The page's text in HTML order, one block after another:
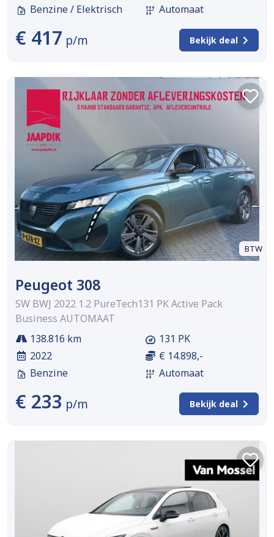
Benzine / Elektrisch
Automaat
€ 417 p/m Bekijk deal
BTW
Peugeot 308
SW BWJ 2022 1.2 PureTech131 PK Active Pack
Business AUTOMAAT
138.816 km
2022
Benzine
131 PK
€ 14.898,-
Automaat
€ 233 p/m Bekijk deal